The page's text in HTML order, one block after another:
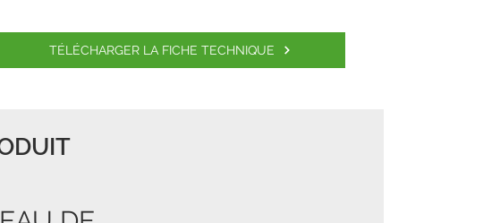
TÉLÉCHARGER LA FICHE TECHNIQUE